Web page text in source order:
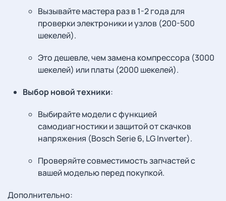
Вызывайте мастера раз в 1-2 года для
проверки электроники и узлов (200-500
шекелей).
Это дешевле, чем замена компрессора (3000
шекелей) или платы (2000 шекелей).
Выбор новой техники:
Выбирайте модели с функцией
самодиагностики и защитой от скачков
напряжения (Bosch Serie 6, LG Inverter).
Проверяйте совместимость запчастей с
вашей моделью перед покупкой.
Дополнительно: